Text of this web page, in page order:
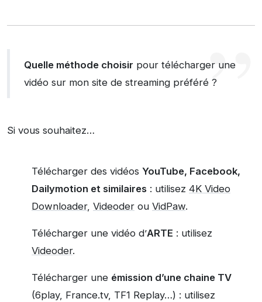
Quelle méthode choisir pour télécharger une
vidéo sur mon site de streaming préféré ?
Si vous souhaitez…
Télécharger des vidéos YouTube, Facebook,
Dailymotion et similaires : utilisez 4K Video
Downloader, Videoder ou VidPaw.
Télécharger une vidéo d’ARTE : utilisez
Videoder.
Télécharger une émission d’une chaine TV
(6play, France.tv, TF1 Replay…) : utilisez